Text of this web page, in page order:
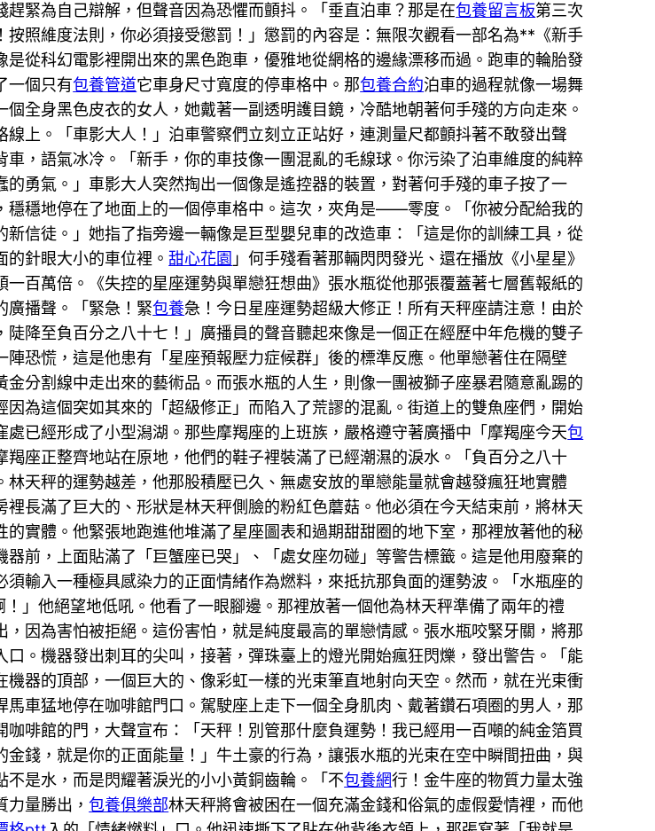
緊為自己辯解，但聲音因為恐懼而顫抖。「垂直泊車？那是在包養留言板第三次
照維度法則，你必須接受懲罰！」懲罰的內容是：無限次觀看一部名為**《新手
從科幻電影裡開出來的黑色跑車，優雅地從網格的邊緣漂移而過。跑車的輪胎發
一個只有包養管道它車身尺寸寬度的停車格中。那包養合約泊車的過程就像一場舞
全身黑色皮衣的女人，她戴著一副透明護目鏡，冷酷地朝著何手殘的方向走來。
上。「車影大人！」泊車警察們立刻立正站好，連測量尺都顫抖著不敢發出聲
，語氣冰冷。「新手，你的車技像一團混亂的毛線球。你污染了泊車維度的純粹
勇氣。」車影大人突然掏出一個像是遙控器的裝置，對著何手殘的車子按了一
穩穩地停在了地面上的一個停車格中。這次，夾角是——零度。「你被分配給我的
信徒。」她指了指旁邊一輛像是巨型嬰兒車的改造車：「這是你的訓練工具，從
的針眼大小的車位裡。甜心花園 」何手殘看著那輛閃閃發光、還在播放《小星星》
百萬倍。《失控的星座運勢與單戀狂想曲》張水瓶從他那張覆蓋著七層舊報紙的
廣播聲。「緊急！緊包養急！今日星座運勢超級大修正！所有天秤座請注意！由於
降至負百分之八十七！」廣播員的聲音聽起來像是一個正在經歷中年危機的雙子
恐慌，這是他患有「星座預報壓力症候群」後的標準反應。他單戀著住在隔壁
分割線中走出來的藝術品。而張水瓶的人生，則像一團被獅子座暴君隨意亂踢的
為這個突如其來的「超級修正」而陷入了荒謬的混亂。街道上的雙魚座們，開始
已經形成了小型潟湖。那些摩羯座的上班族，嚴格遵守著廣播中「摩羯座今天包
座正整齊地站在原地，他們的鞋子裡裝滿了已經潮濕的淚水。「負百分之八十
天秤的運勢越差，他那股積壓已久、無處安放的單戀能量就會越發瘋狂地實體
長滿了巨大的、形狀是林天秤側臉的粉紅色蘑菇。他必須在今天結束前，將林天
實體。他緊張地跑進他堆滿了星座圖表和過期甜甜圈的地下室，那裡放著他的秘
前，上面貼滿了「巨蟹座已哭」、「處女座勿碰」等警告標籤。這是他用廢棄的
輸入一種極具感染力的正面情緒作為燃料，來抵抗那負面的運勢波。「水瓶座的
」他絕望地低吼。他看了一眼腳邊。那裡放著一個他為林天秤準備了兩年的禮
因為害怕被拒絕。這份害怕，就是純度最高的單戀情感。張水瓶咬緊牙關，將那
。機器發出刺耳的尖叫，接著，彈珠臺上的燈光開始瘋狂閃爍，發出警告。「能
器的頂部，一個巨大的、像彩虹一樣的光束筆直地射向天空。然而，就在光束衝
車猛地停在咖啡館門口。駕駛座上走下一個全身肌肉、戴著鑽石項圈的男人，那
啡館的門，大聲宣布：「天秤！別管那什麼負運勢！我已經用一百噸的純金箔買
錢，就是你的正面能量！」牛土豪的行為，讓張水瓶的光束在空中瞬間扭曲，與
是水，而是閃耀著淚光的小小黃銅齒輪。「不包養網行！金牛座的物質力量太強
力量勝出，包養俱樂部林天秤將會被困在一個充滿金錢和俗氣的虛假愛情裡，而他